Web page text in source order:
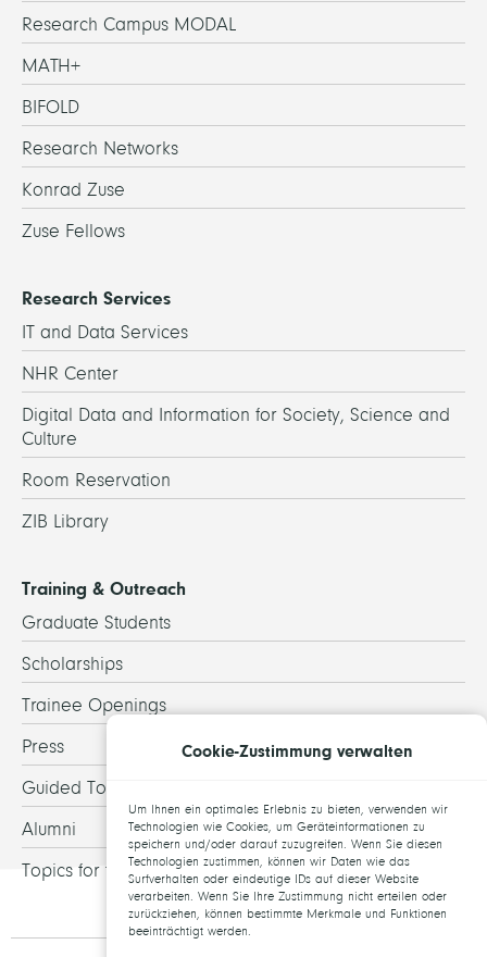
Research Campus MODAL
MATH+
BIFOLD
Research Networks
Konrad Zuse
Zuse Fellows
Research Services
IT and Data Services
NHR Center
Digital Data and Information for Society, Science and
Culture
Room Reservation
ZIB Library
Training & Outreach
Graduate Students
Scholarships
Trainee Openings
Press
Guided Tours
Alumni
Topics for theses
Cookie-Zustimmung verwalten
Um Ihnen ein optimales Erlebnis zu bieten, verwenden wir
Technologien wie Cookies, um Geräteinformationen zu
speichern und/oder darauf zuzugreifen. Wenn Sie diesen
Technologien zustimmen, können wir Daten wie das
Surfverhalten oder eindeutige IDs auf dieser Website
verarbeiten. Wenn Sie Ihre Zustimmung nicht erteilen oder
zurückziehen, können bestimmte Merkmale und Funktionen
beeinträchtigt werden.